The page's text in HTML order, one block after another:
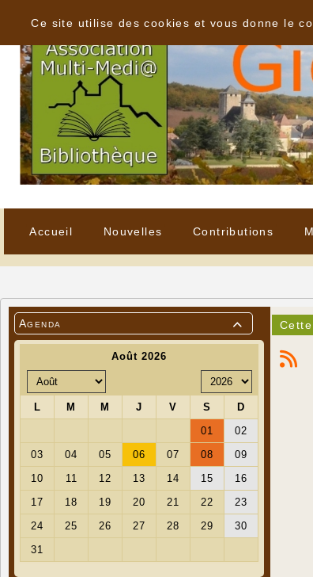
Accueil Nouvelles Contributions

Agenda
Ce site utilise des cookies et vous donne le